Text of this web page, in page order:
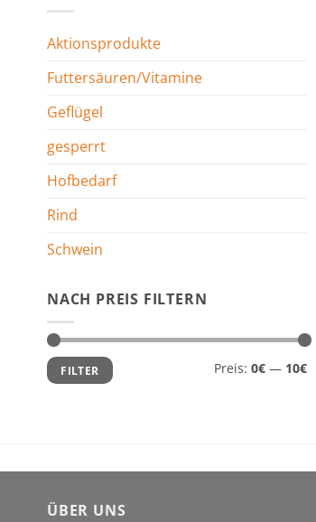
Aktionsprodukte
Futtersäuren/Vitamine
Geflügel
gesperrt
Hofbedarf
Rind
Schwein
NACH PREIS FILTERN
Min.
Preis
Max.
Preis
FILTER Preis: 0€— 10€
ÜBER UNS